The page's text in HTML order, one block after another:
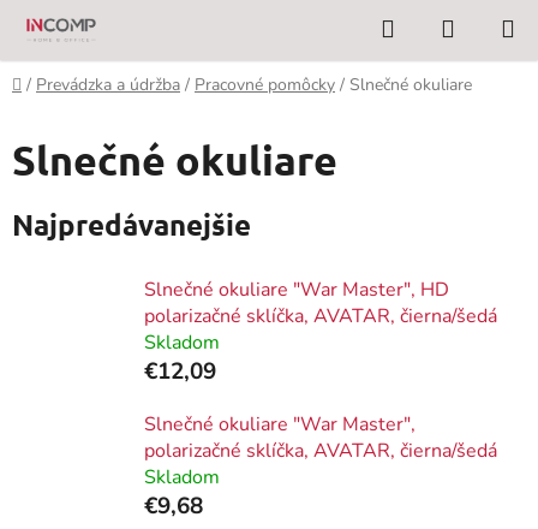
Prejsť
obsah
Hľadať
KOŠÍK
Domov
/ Prevádzka a údržba / Pracovné pomôcky / Slnečné okuliare
Slnečné okuliare
Najpredávanejšie
Slnečné okuliare "War Master", HD
polarizačné sklíčka, AVATAR, čierna/šedá
Skladom
€12,09
Slnečné okuliare "War Master",
polarizačné sklíčka, AVATAR, čierna/šedá
Skladom
€9,68